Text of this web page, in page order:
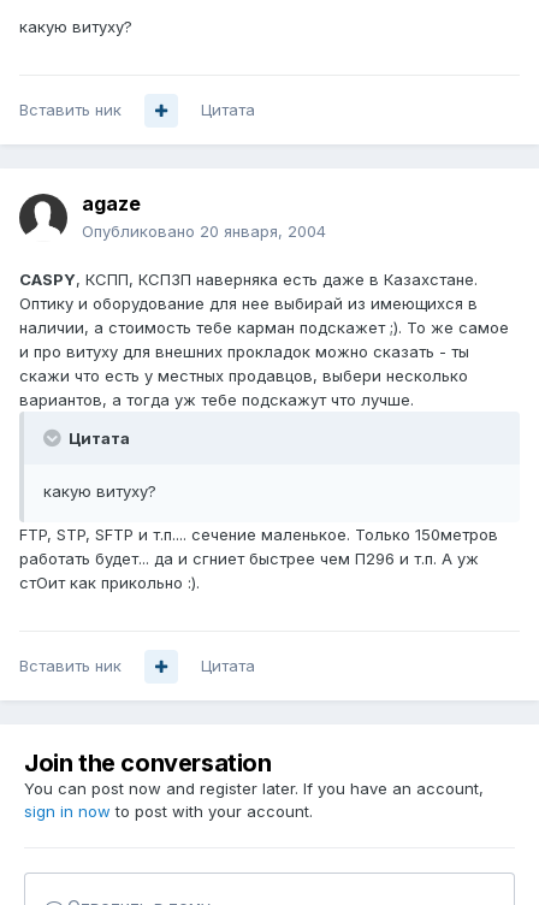
какую витуху?
Вставить ник Цитата
agaze
Опубликовано 20 января, 2004
CASPY, КСПП, КСП3П наверняка есть даже в Казахстане.
Оптику и оборудование для нее выбирай из имеющихся в
наличии, а стоимость тебе карман подскажет ;). То же самое
и про витуху для внешних прокладок можно сказать - ты
скажи что есть у местных продавцов, выбери несколько
вариантов, а тогда уж тебе подскажут что лучше.
Цитата
какую витуху?
FTP, STP, SFTP и т.п.... сечение маленькое. Только 150метров
работать будет... да и сгниет быстрее чем П296 и т.п. А уж
стОит как прикольно :).
Вставить ник Цитата
Join the conversation
You can post now and register later. If you have an account,
sign in now to post with your account.